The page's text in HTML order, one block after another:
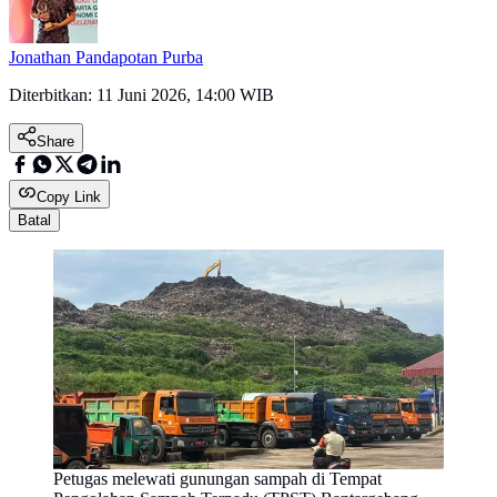
Jonathan Pandapotan Purba
Diterbitkan: 11 Juni 2026, 14:00 WIB
Share
Copy Link
Batal
Petugas melewati gunungan sampah di Tempat